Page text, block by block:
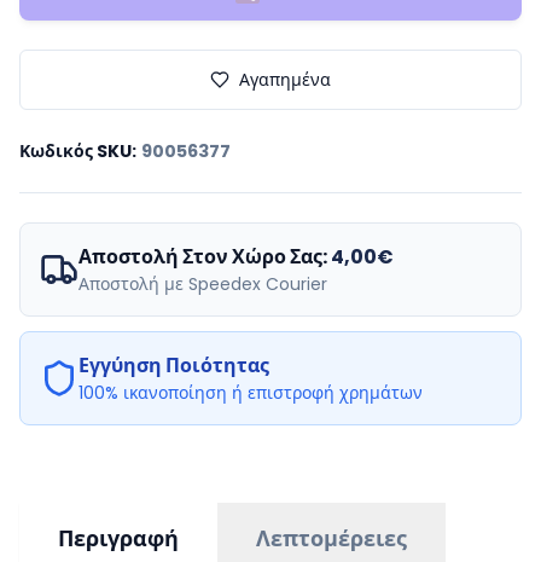
Αγαπημένα
Κωδικός SKU: 90056377
Αποστολή Στον Χώρο Σας:4,00€
Αποστολή με Speedex Courier
Εγγύηση Ποιότητας
100% ικανοποίηση ή επιστροφή χρημάτων
Περιγραφή Λεπτομέρειες